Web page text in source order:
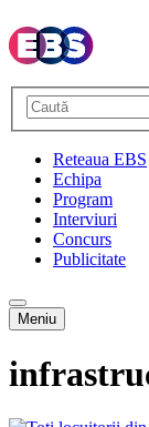
Reteaua EBS
Echipa
Program
Interviuri
Concurs
Publicitate
Meniu